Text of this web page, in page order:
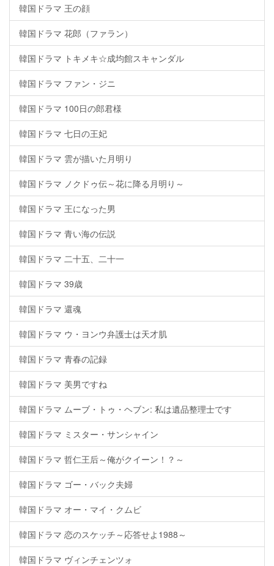
韓国ドラマ 王の顔
韓国ドラマ 花郎（ファラン）
韓国ドラマ トキメキ☆成均館スキャンダル
韓国ドラマ ファン・ジニ
韓国ドラマ 100日の郎君様
韓国ドラマ 七日の王妃
韓国ドラマ 雲が描いた月明り
韓国ドラマ ノクドゥ伝～花に降る月明り～
韓国ドラマ 王になった男
韓国ドラマ 青い海の伝説
韓国ドラマ 二十五、二十一
韓国ドラマ 39歳
韓国ドラマ 還魂
韓国ドラマ ウ・ヨンウ弁護士は天才肌
韓国ドラマ 青春の記録
韓国ドラマ 美男ですね
韓国ドラマ ムーブ・トゥ・ヘブン: 私は遺品整理士です
韓国ドラマ ミスター・サンシャイン
韓国ドラマ 哲仁王后～俺がクイーン！？～
韓国ドラマ ゴー・バック夫婦
韓国ドラマ オー・マイ・クムビ
韓国ドラマ 恋のスケッチ～応答せよ1988～
韓国ドラマ ヴィンチェンツォ